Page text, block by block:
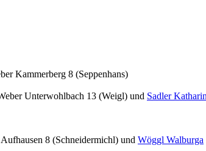
Kammerberg 8 (Seppenhans)
Unterwohlbach 13 (Weigl) und Sadler
8 (Schneidermichl) und Wöggl Walburga